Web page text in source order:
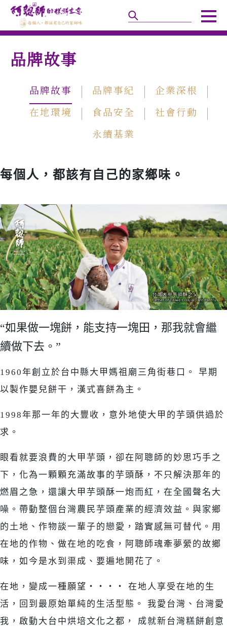
品牌故事
品牌故事 品牌事紀
企業深根
在地環境
食品安全
社會行動
永續基業
每個人，都該有自己的家鄉味。
“如果做一塊餅，能支持一塊田，那我就會繼
續做下去。”
1960年創立於台中縣大甲媽祖廟三角街巷口。 早期
以製作嬰兒餅干，漢式喜餅為主。
1998年那一年的大豐收，意外地使大甲的芋頭供過於
求。
眼看就要浪費的大甲芋頭，卻在阿聰師的妙思巧手之
下，化為一顆顆充滿故事的芋頭酥，不只解決那年的
燃眉之急，還讓大甲芋頭酥一炮而紅，在全國聲名大
噪。帶動整個台灣農民芋頭產業的經濟效益。與家鄉
的土地、作物談一輩子的戀愛，踏實感無可替代。用
在地的作物、做在地的吃食，阿聰師魂牽夢縈的故鄉
味，如今是水到渠成、要遍地開花了。
在地，變成一種願望‧‧‧‧ 在地人享受在地的生
活，回到最原始單純的生活型態。 我愛台灣、台灣愛
我，啟動大台中烘培文化之都， 成就新台灣糕餅創意